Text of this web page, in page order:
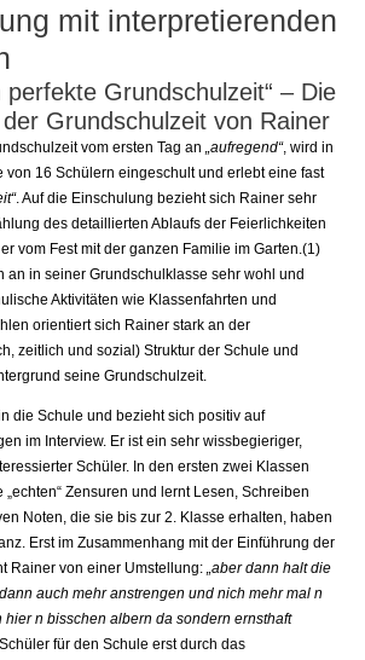
mit interpretierenden
perfekte Grundschulzeit“ – Die
Grundschulzeit von Rainer
vom ersten Tag an„aufregend“, wird in
von 16 Schülern eingeschult und erlebt eine fast
. Auf die Einschulung bezieht sich Rainer sehr
des detaillierten Ablaufs der Feierlichkeiten
vom Fest mit der ganzen Familie im Garten.(1)
an in seiner Grundschulklasse sehr wohl und
Aktivitäten wie Klassenfahrten und
orientiert sich Rainer stark an der
zeitlich und sozial) Struktur der Schule und
seine Grundschulzeit.
die Schule und bezieht sich positiv auf
im Interview. Er ist ein sehr wissbegieriger,
Schüler. In den ersten zwei Klassen
Zensuren und lernt Lesen, Schreiben
Noten, die sie bis zur 2. Klasse erhalten, haben
Erst im Zusammenhang mit der Einführung der
Rainer von einer Umstellung:„aber dann halt die
auch mehr anstrengen und nich mehr mal n
hier n bisschen albern da sondern ernsthaft
für den Schule erst durch das